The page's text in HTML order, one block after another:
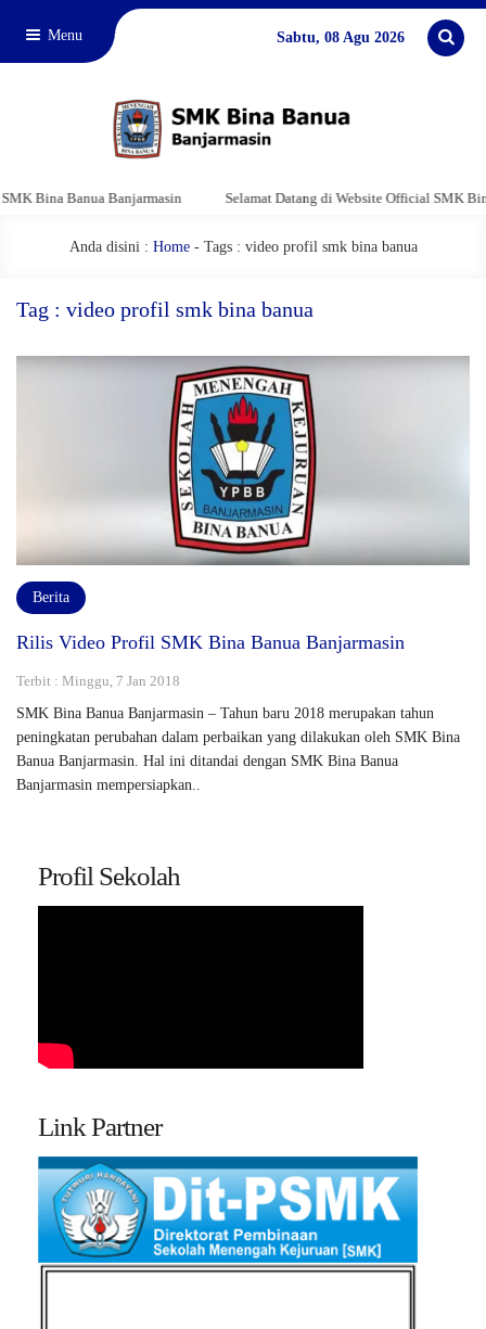
Menu Sabtu, 08 Agu 2026
Bina Banua Banjarmasin Selamat Datang di Website Official SMK Bina
Anda disini : Home- Tags : video profil smk bina banua
Tag : video profil smk bina banua
Berita
Rilis Video Profil SMK Bina Banua Banjarmasin
Terbit : Minggu, 7 Jan 2018
SMK Bina Banua Banjarmasin – Tahun baru 2018 merupakan tahun
peningkatan perubahan dalam perbaikan yang dilakukan oleh SMK Bina
Banua Banjarmasin. Hal ini ditandai dengan SMK Bina Banua
Banjarmasin mempersiapkan..
Profil Sekolah
Link Partner